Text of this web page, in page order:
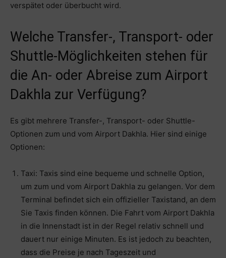
verspätet oder überbucht wird.
Welche Transfer-, Transport- oder
Shuttle-Möglichkeiten stehen für
die An- oder Abreise zum Airport
Dakhla zur Verfügung?
Es gibt mehrere Transfer-, Transport- oder Shuttle-
Optionen zum und vom Airport Dakhla. Hier sind einige
Optionen:
Taxi: Taxis sind eine bequeme und schnelle Option,
um zum und vom Airport Dakhla zu gelangen. Vor dem
Terminal befindet sich ein offizieller Taxistand, an dem
Sie Taxis finden können. Die Fahrt vom Airport Dakhla
in die Innenstadt ist in der Regel relativ schnell und
dauert nur einige Minuten. Es ist jedoch zu beachten,
dass die Preise je nach Tageszeit und